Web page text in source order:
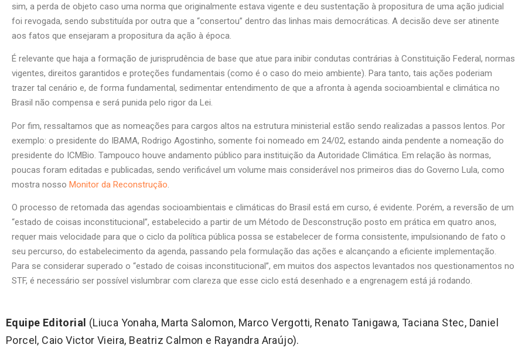
sim, a perda de objeto caso uma norma que originalmente estava vigente e deu sustentação à propositura de uma ação judicial
foi revogada, sendo substituída por outra que a “consertou” dentro das linhas mais democráticas. A decisão deve ser atinente
aos fatos que ensejaram a propositura da ação à época.
É relevante que haja a formação de jurisprudência de base que atue para inibir condutas contrárias à Constituição Federal, normas
vigentes, direitos garantidos e proteções fundamentais (como é o caso do meio ambiente). Para tanto, tais ações poderiam
trazer tal cenário e, de forma fundamental, sedimentar entendimento de que a afronta à agenda socioambiental e climática no
Brasil não compensa e será punida pelo rigor da Lei.
Por fim, ressaltamos que as nomeações para cargos altos na estrutura ministerial estão sendo realizadas a passos lentos. Por
exemplo: o presidente do IBAMA, Rodrigo Agostinho, somente foi nomeado em 24/02, estando ainda pendente a nomeação do
presidente do ICMBio. Tampouco houve andamento público para instituição da Autoridade Climática. Em relação às normas,
poucas foram editadas e publicadas, sendo verificável um volume mais considerável nos primeiros dias do Governo Lula, como
mostra nosso Monitor da Reconstrução.
O processo de retomada das agendas socioambientais e climáticas do Brasil está em curso, é evidente. Porém, a reversão de um
“estado de coisas inconstitucional”, estabelecido a partir de um Método de Desconstrução posto em prática em quatro anos,
requer mais velocidade para que o ciclo da política pública possa se estabelecer de forma consistente, impulsionando de fato o
seu percurso, do estabelecimento da agenda, passando pela formulação das ações e alcançando a eficiente implementação.
Para se considerar superado o “estado de coisas inconstitucional”, em muitos dos aspectos levantados nos questionamentos no
STF, é necessário ser possível vislumbrar com clareza que esse ciclo está desenhado e a engrenagem está já rodando.
Equipe Editorial (Liuca Yonaha, Marta Salomon, Marco Vergotti, Renato Tanigawa, Taciana Stec, Daniel
Porcel, Caio Victor Vieira, Beatriz Calmon e Rayandra Araújo).